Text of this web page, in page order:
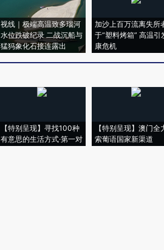
视线｜极端高温致多瑙河
水位跌破纪录 二战沉船与
猛犸象化石接连露出
加沙上百万流离失所
于“塑料烤箱” 高温引
康危机
【特别呈现】寻找100种
有意思的生活方式·第一对
【特别呈现】澳门全
索葡语国家新渠道